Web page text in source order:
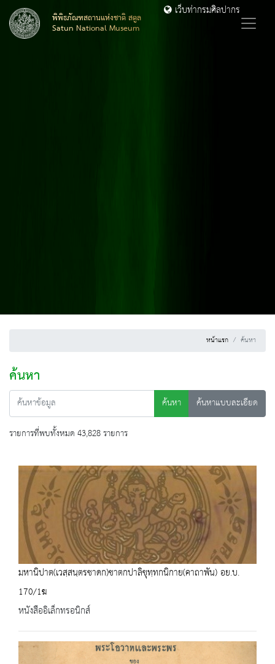
พิพิธภัณฑสถานแห่งชาติ สตูล
Satun National Museum
เว็บท่ากรมศิลปากร
หน้าแรก ค้นหา
ค้นหา
ค้นหา
ค้นหาแบบละเอียด
รายการที่พบทั้งหมด 43,828 รายการ
มหานิปาต(เวสฺสนฺตรชาดก)ชาตกปาลิขุทฺทกนิกาย(คาถาพัน) อย.บ.
170/1ฆ
หนังสืออิเล็กทรอนิกส์